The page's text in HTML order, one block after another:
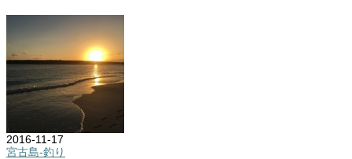
2016-11-17
宮古島-釣り